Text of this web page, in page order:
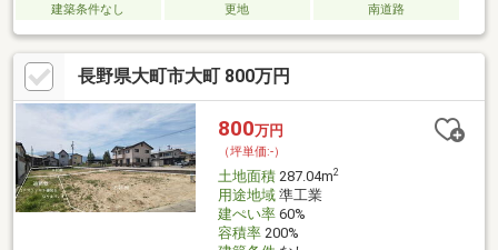
建築条件なし 更地 南道路
長野県大町市大町 800万円
800万円
（坪単価:-）
土地面積287.04m2
用途地域準工業
建ぺい率60%
容積率200%